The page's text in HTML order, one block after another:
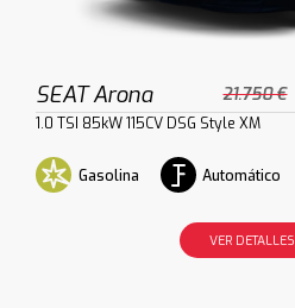
SEAT Arona 21.750 €
1.0 TSI 85kW 115CV DSG Style XM
Gasolina Automático
VER DETALLES